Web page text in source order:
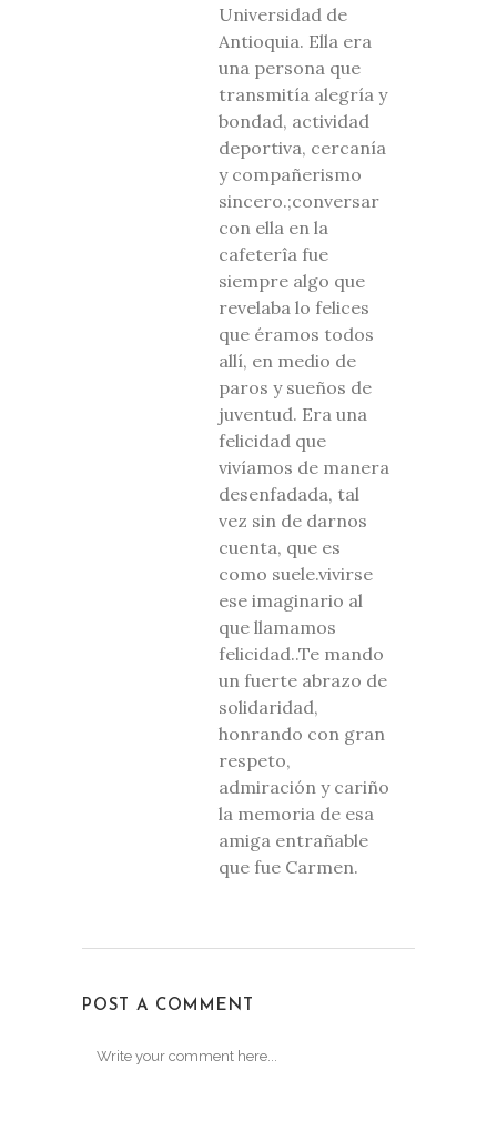
Universidad de
Antioquia. Ella era
una persona que
transmitía alegría y
bondad, actividad
deportiva, cercanía
y compañerismo
sincero.;conversar
con ella en la
cafeterîa fue
siempre algo que
revelaba lo felices
que éramos todos
allí, en medio de
paros y sueños de
juventud. Era una
felicidad que
vivíamos de manera
desenfadada, tal
vez sin de darnos
cuenta, que es
como suele.vivirse
ese imaginario al
que llamamos
felicidad..Te mando
un fuerte abrazo de
solidaridad,
honrando con gran
respeto,
admiración y cariño
la memoria de esa
amiga entrañable
que fue Carmen.
POST A COMMENT